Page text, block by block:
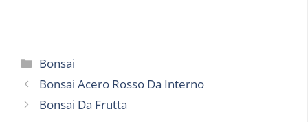
Categorie
Bonsai
Bonsai Acero Rosso Da Interno
Bonsai Da Frutta